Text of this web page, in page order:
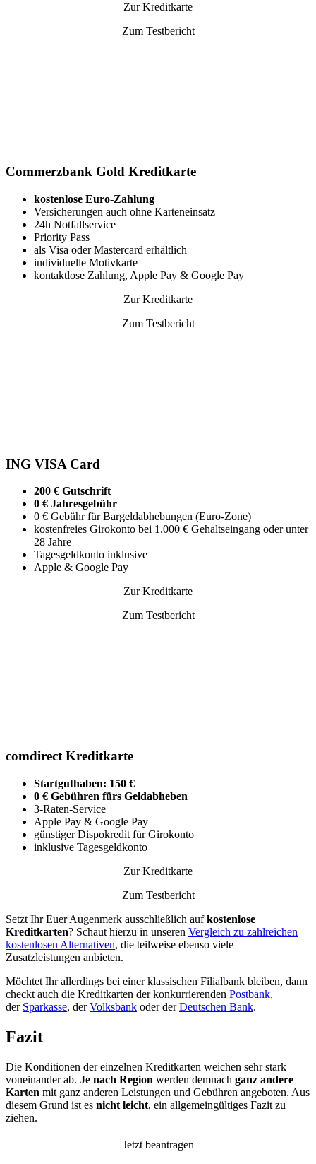
Zur Kreditkarte
Zum Testbericht
Commerzbank Gold Kreditkarte
kostenlose Euro-Zahlung
Versicherungen auch ohne Karteneinsatz
24h Notfallservice
Priority Pass
als Visa oder Mastercard erhältlich
individuelle Motivkarte
kontaktlose Zahlung, Apple Pay & Google Pay
Zur Kreditkarte
Zum Testbericht
ING VISA Card
200 € Gutschrift
0 € Jahresgebühr
0 € Gebühr für Bargeldabhebungen (Euro-Zone)
kostenfreies Girokonto bei 1.000 € Gehaltseingang oder unter
28 Jahre
Tagesgeldkonto inklusive
Apple & Google Pay
Zur Kreditkarte
Zum Testbericht
comdirect Kreditkarte
Startguthaben: 150 €
0 € Gebühren fürs Geldabheben
3-Raten-Service
Apple Pay & Google Pay
günstiger Dispokredit für Girokonto
inklusive Tagesgeldkonto
Zur Kreditkarte
Zum Testbericht
Setzt Ihr Euer Augenmerk ausschließlich aufkostenlose
Kreditkarten? Schaut hierzu in unseren Vergleich zu zahlreichen
kostenlosen Alternativen, die teilweise ebenso viele
Zusatzleistungen anbieten.
Möchtet Ihr allerdings bei einer klassischen Filialbank bleiben, dann
checkt auch die Kreditkarten der konkurrierenden Postbank,
der Sparkasse, derVolksbank oder derDeutschen Bank.
Fazit
Die Konditionen der einzelnen Kreditkarten weichen sehr stark
voneinander ab. Je nach Region werden demnach ganz andere
Karten mit ganz anderen Leistungen und Gebühren angeboten. Aus
diesem Grund ist es nicht leicht, ein allgemeingültiges Fazit zu
ziehen.
Jetzt beantragen